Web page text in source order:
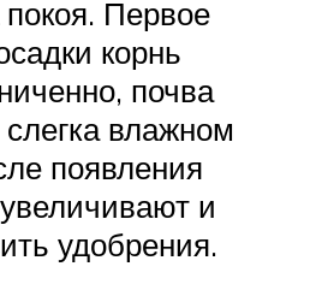
Первое
корнь
почва
влажном
появления
и
удобрения.